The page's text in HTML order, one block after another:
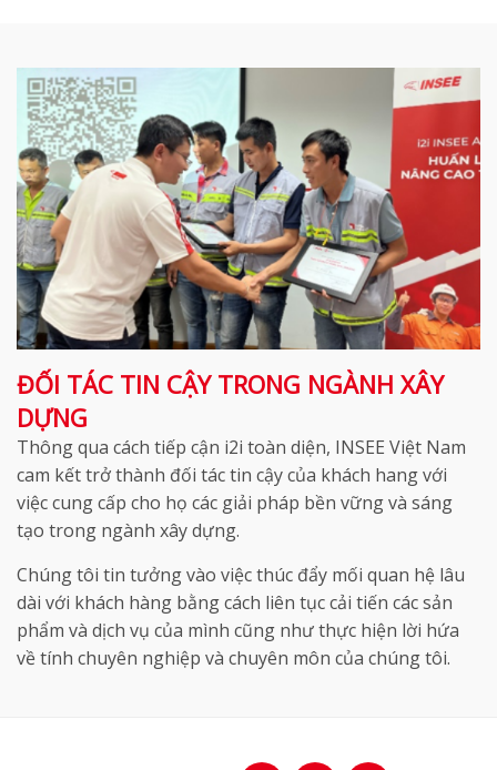
ĐỐI TÁC TIN CẬY TRONG NGÀNH XÂY
DỰNG
Thông qua cách tiếp cận i2i toàn diện, INSEE Việt Nam
cam kết trở thành đối tác tin cậy của khách hang với
việc cung cấp cho họ các giải pháp bền vững và sáng
tạo trong ngành xây dựng.
Chúng tôi tin tưởng vào việc thúc đẩy mối quan hệ lâu
dài với khách hàng bằng cách liên tục cải tiến các sản
phẩm và dịch vụ của mình cũng như thực hiện lời hứa
về tính chuyên nghiệp và chuyên môn của chúng tôi.